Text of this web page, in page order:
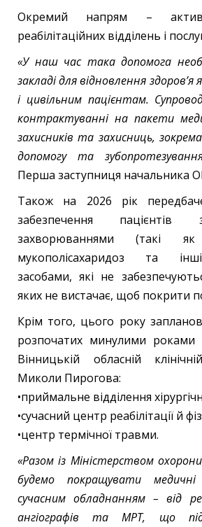
Окремий напрям –
реабілітаційних відділень і
«У наш час така допомога
закладі для відновлення здоров’я
і цивільним пацієнтам.
контрактуванні на пакети
захисників та захисниць,
допомогу та
Перша заступниця начальника
Також на 2026 рік
забезпечення
захворюваннями (такі як
мукополісахаридоз та
засобами, які не
яких не вистачає, щоб покрити
Крім того, цього року
розпочатих минулими роками
Вінницькій обласній
Миколи Пирогова:
•приймальне відділення
•сучасний центр реабілітації й
•центр термічної травми.
«Разом із Міністерством
будемо покращувати
сучасним обладнанням – від
ангіографів та МРТ, що